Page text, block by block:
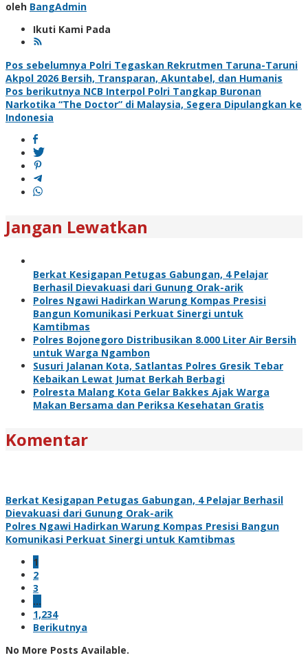
oleh BangAdmin
Ikuti Kami Pada
Navigasi
pos
Pos sebelumnya Polri Tegaskan Rekrutmen Taruna-Taruni
Akpol 2026 Bersih, Transparan, Akuntabel, dan Humanis
Pos berikutnya NCB Interpol Polri Tangkap Buronan
Narkotika “The Doctor” di Malaysia, Segera Dipulangkan ke
Indonesia
Jangan Lewatkan
Berkat Kesigapan Petugas Gabungan, 4 Pelajar
Berhasil Dievakuasi dari Gunung Orak-arik
Polres Ngawi Hadirkan Warung Kompas Presisi
Bangun Komunikasi Perkuat Sinergi untuk
Kamtibmas
Polres Bojonegoro Distribusikan 8.000 Liter Air Bersih
untuk Warga Ngambon
Susuri Jalanan Kota, Satlantas Polres Gresik Tebar
Kebaikan Lewat Jumat Berkah Berbagi
Polresta Malang Kota Gelar Bakkes Ajak Warga
Makan Bersama dan Periksa Kesehatan Gratis
Komentar
Berkat Kesigapan Petugas Gabungan, 4 Pelajar Berhasil
Dievakuasi dari Gunung Orak-arik
Polres Ngawi Hadirkan Warung Kompas Presisi Bangun
Komunikasi Perkuat Sinergi untuk Kamtibmas
1
2
3
…
1,234
Berikutnya
No More Posts Available.